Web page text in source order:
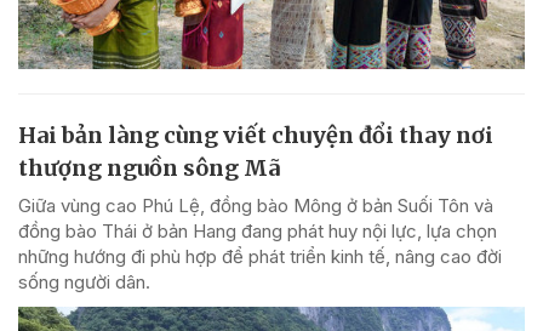
Hai bản làng cùng viết chuyện đổi thay nơi
thượng nguồn sông Mã
Giữa vùng cao Phú Lệ, đồng bào Mông ở bản Suối Tôn và
đồng bào Thái ở bản Hang đang phát huy nội lực, lựa chọn
những hướng đi phù hợp để phát triển kinh tế, nâng cao đời
sống người dân.